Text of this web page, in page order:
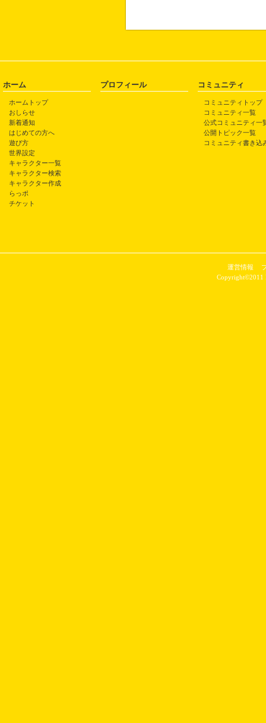
ホーム
ホームトップ
おしらせ
新着通知
はじめての方へ
遊び方
世界設定
キャラクター一覧
キャラクター検索
キャラクター作成
らっポ
チケット
プロフィール コミュニティ
コミュニティトップ
コミュニティ一覧
公式コミュニティ一
公開トピック一覧
コミュニティ書き込
運営情報
Copyright©2011